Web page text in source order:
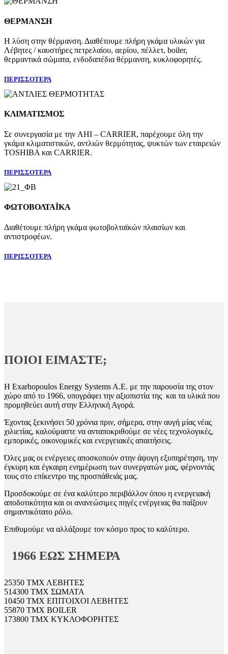
ΘΕΡΜΑΝΣΗ
Η λύση στην θέρμανση. Διαθέτουμε πλήρη γκάμα υλικών για
Λέβητες / καυστήρες πετρελαίου, αερίου, πέλλετ, boiler,
θερμαντικά σώματα, ενδοδαπέδια θέρμανση, κυκλοφορητές.
ΠΕΡΙΣΣΟΤΕΡΑ
ΚΛΙΜΑΤΙΣΜΟΣ
Σε συνεργασία με την AHI – CARRIER, παρέχουμε όλη την
γκάμα κλιματιστικών, αντλιών θερμότητας, ψυκτών των εταιρειών
TOSHIBA και CARRIER.
ΠΕΡΙΣΣΟΤΕΡΑ
ΦΩΤΟΒΟΛΤΑΪΚΑ
Διαθέτουμε πλήρη γκάμα φωτοβολταϊκών πλαισίων και
αντιστροφέων.
ΠΕΡΙΣΣΟΤΕΡΑ
ΠΟΙΟΙ ΕΙΜΑΣΤΕ;
Η Exarhopoulos Energy Systems A.E. με την παρουσία της στον
χώρο από το 1966, υπογράφει την αξιοπιστία της και τα υλικά που
προμηθεύει αυτή στην Ελληνική Αγορά.
Έχοντας ξεκινήσει 50 χρόνια πριν, σήμερα, στην αυγή μίας νέας
χιλιετίας, καλούμαστε να ανταποκριθούμε σε νέες τεχνολογικές,
εμπορικές, οικονομικές και ενεργειακές απαιτήσεις.
Όλες μας οι ενέργειες αποσκοπούν στην άψογη εξυπηρέτηση, την
έγκυρη και έγκαιρη ενημέρωση των συνεργατών μας, φέρνοντάς
τους στο επίκεντρο της προσπάθειάς μας.
Προσδοκούμε σε ένα καλύτερο περιβάλλον όπου η ενεργειακή
αποδοτικότητα και οι ανανεώσιμες πηγές ενέργειας θα παίξουν
σημαντικότατο ρόλο.
Επιθυμούμε να αλλάξουμε τον κόσμο προς το καλύτερο.
1966 ΕΩΣ ΣΗΜΕΡΑ
25350 ΤΜΧ ΛΕΒΗΤΕΣ
514300 ΤΜΧ ΣΩΜΑΤΑ
10450 ΤΜΧ ΕΠΙΤΟΙΧΟΙ ΛΕΒΗΤΕΣ
55870 ΤΜΧ BOILER
173800 ΤΜΧ ΚΥΚΛΟΦΟΡΗΤΕΣ